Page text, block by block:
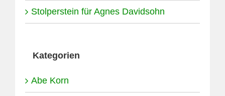
Stolperstein für Agnes Davidsohn
Kategorien
Abe Korn